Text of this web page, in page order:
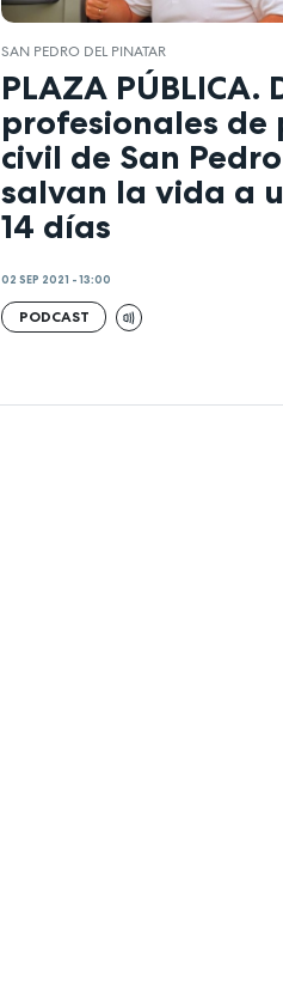
SAN PEDRO DEL PINATAR
PLAZA PÚBLICA.
profesionales de
civil de San
salvan la vida a
14 días
02 SEP 2021 - 13:00
PODCAST